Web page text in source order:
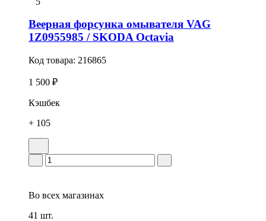
Веерная форсунка омывателя VAG
1Z0955985 / SKODA Octavia
Код товара: 216865
1 500 ₽
Кэшбек
+ 105
Во всех магазинах
41 шт.